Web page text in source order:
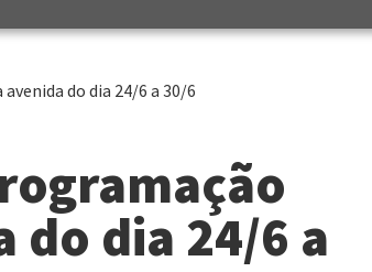
do dia 24/6 a 30/6
dia 24/6 a